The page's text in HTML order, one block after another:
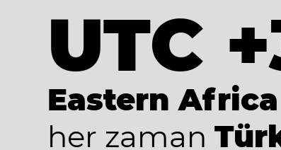
UTC
Eastern
her zaman